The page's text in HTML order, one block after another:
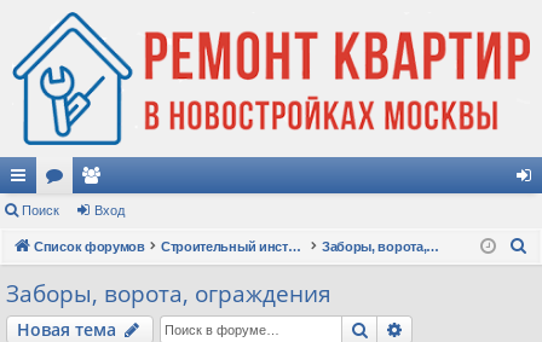
с
ы
лк
и
ор
ум
ол
ьз
ат
д
Поиск Вход
Список форумов Строительный инструмент, техника и оборудование Заборы, ворота, ограждения
Заборы, ворота, ограждения
Новая тема Поиск